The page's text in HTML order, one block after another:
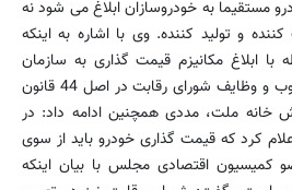
مستقیما به خودروسازان ابلاغ می شود نه
و تولید کننده. وی با اشاره به اینکه
با ابلاغ مکانیزم قیمت گذاری به سازمان
حمایت ندارد، ادامه داد: چاچوب و وظایف شورای رقابت در اصل 44 قانون
خانه ملت، مددی همچنین ادامه داد: در
کرد که قیمت گذاری خودرو باید از سوی
کمیسیون اقتصادی مجلس با بیان اینکه